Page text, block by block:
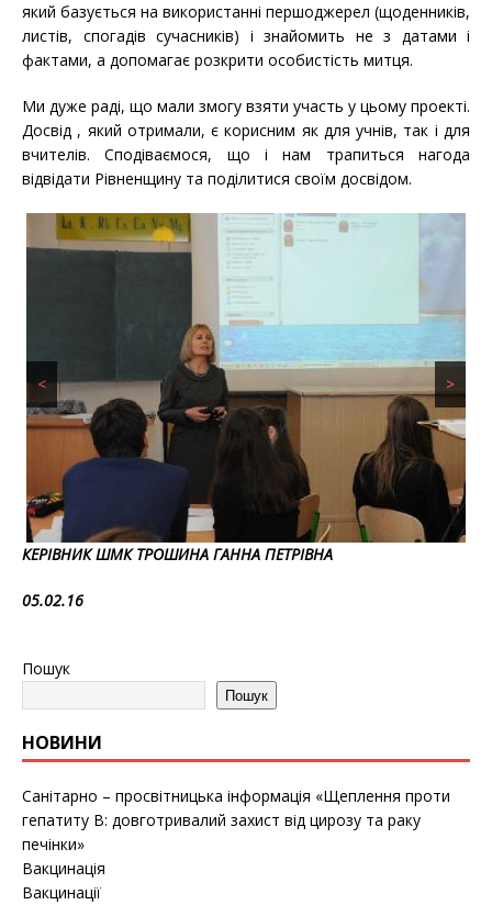
який базується на використанні першоджерел (щоденників,
листів, спогадів сучасників) і знайомить не з датами і
фактами, а допомагає розкрити особистість митця.
Ми дуже раді, що мали змогу взяти участь у цьому проекті.
Досвід , який отримали, є корисним як для учнів, так і для
вчителів. Сподіваємося, що і нам трапиться нагода
відвідати Рівненщину та поділитися своїм досвідом.
< >
КЕРІВНИК ШМК ТРОШИНА ГАННА ПЕТРІВНА
05.02.16
Пошук
Пошук
НОВИНИ
Санітарно – просвітницька інформація «Щеплення проти
гепатиту B: довготривалий захист від цирозу та раку
печінки»
Вакцинація
Вакцинації